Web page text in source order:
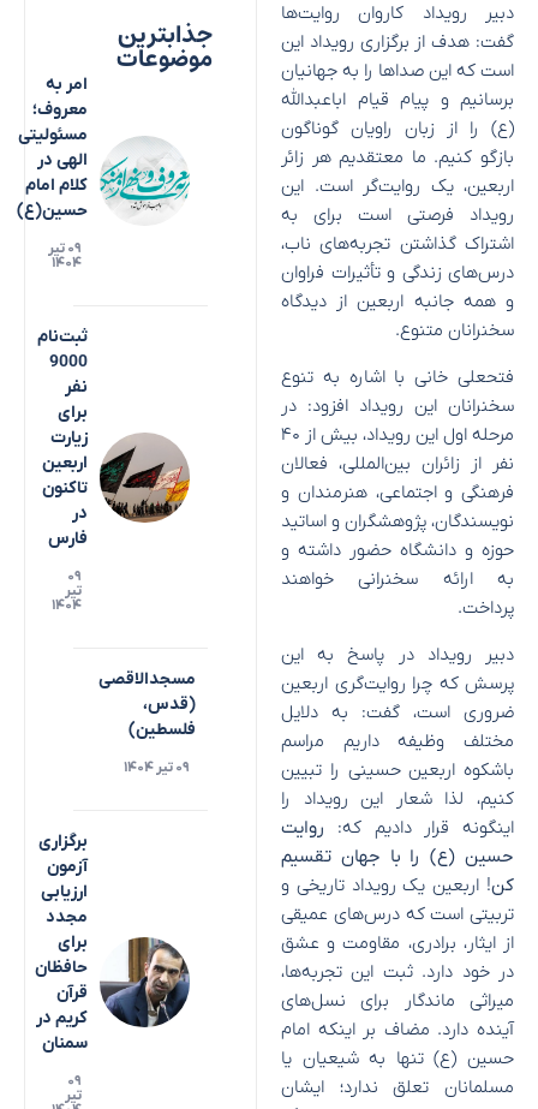
دبیر رویداد کاروان روایت‌ها
گفت: هدف از برگزاری رویداد این
است که این صدا‌ها را به جهانیان
برسانیم و پیام قیام اباعبدالله
(ع) را از زبان راویان گوناگون
بازگو کنیم. ما معتقدیم هر زائر
اربعین، یک روایت‌گر است. این
رویداد فرصتی است برای به
اشتراک گذاشتن تجربه‌های ناب،
درس‌های زندگی و تأثیرات فراوان
و همه جانبه اربعین از دیدگاه
سخنرانان متنوع.
فتحعلی خانی با اشاره به تنوع
سخنرانان این رویداد افزود: در
مرحله اول این رویداد، بیش از ۴۰
نفر از زائران بین‌المللی، فعالان
فرهنگی و اجتماعی، هنرمندان و
نویسندگان، پژوهشگران و اساتید
حوزه و دانشگاه حضور داشته و
به ارائه سخنرانی خواهند
پرداخت.
دبیر رویداد در پاسخ به این
پرسش که چرا روایت‌گری اربعین
ضروری است، گفت: به دلایل
مختلف وظیفه داریم مراسم
باشکوه اربعین حسینی را تبیین
کنیم، لذا شعار این رویداد را
اینگونه قرار دادیم که: روایت
حسین (ع) را با جهان تقسیم
کن! اربعین یک رویداد تاریخی و
تربیتی است که درس‌های عمیقی
از ایثار، برادری، مقاومت و عشق
در خود دارد. ثبت این تجربه‌ها،
میراثی ماندگار برای نسل‌های
آینده دارد. مضاف بر اینکه امام
حسین (ع) تنها به شیعیان یا
مسلمانان تعلق ندارد؛ ایشان
جذابترین
موضوعات
امر به
معروف؛
مسئولیتی
الهی در
کلام امام
حسین(ع)
۰۹ تیر
۱۴۰۴
ثبت‌نام
9000
نفر
برای
زیارت
اربعین
تاکنون
در
فارس
۰۹
تیر
۱۴۰۴
مسجدالاقصی
(قدس،
فلسطین)
۰۹ تیر ۱۴۰۴
برگزاری
آزمون
ارزیابی
مجدد
برای
حافظان
قرآن
کریم در
سمنان
۰۹
تیر